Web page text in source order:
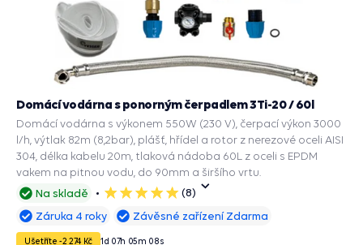
Na skladě
5
hvězdiček
(8)
Domácí vodárna s ponorným čerpadlem 3Ti-20 / 60l
Domácí vodárna s výkonem 550W (230 V), čerpací výkon 3000
l/h, výtlak 82m (8,2bar), plášť, hřídel a rotor z nerezové oceli AISI
304, délka kabelu 20m, tlaková nádoba 60L z oceli s EPDM
vakem na pitnou vodu, do 90mm a širšího vrtu.
Záruka 4 roky Závěsné zařízení Zdarma
Ušetříte -2 274 Kč 1d 07h 05m 07s